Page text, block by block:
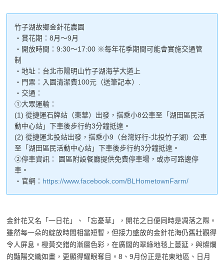
竹子湖故鄉金針花農園
・賞花期：8月～9月
・開放時間：9:30～17:00 ※每年花季期間可能會實施交通管
制
・地址：台北市陽明山竹子湖海芋大道上
・門票：入園清潔費100元（送筆記本）.
・交通：
①大眾運輸：
(1) 從捷運石牌站（東華）出發，搭乘小8公車至「湖田區民活
動中心站」下車後步行約3分鐘抵達。
(2) 從捷運北投站出發，搭乘小9（台灣好行-北投竹子湖）公車
至「湖田區民活動中心站」下車後步行約3分鐘抵達。
②停車資訊： 園區附設餐廳提供免費停車場，或亦可路邊停
車。
・官網： https://www.facebook.com/BLHometownFarm/
金針花又名「一日花」、「忘憂草」，開花之日便同時是凋落之際。
雖然每一朵的綻放時間相當短暫，但接力盛放的金針花海仍舊壯觀得
令人屏息。橙黃交錯的漸層色彩，在廣闊的翠綠地毯上蔓延，與燦爛
的豔陽交織如畫，更顯得耀眼奪目。8、9月份正是花東地區、日月